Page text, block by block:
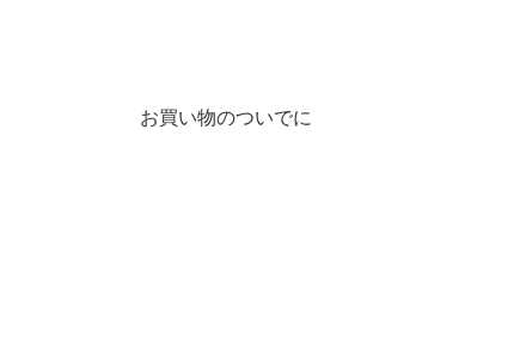
お買い物のついでに